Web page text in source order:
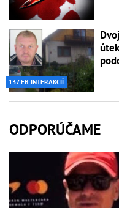
137 FB INTERAKCIÍ
ODPORÚČAME